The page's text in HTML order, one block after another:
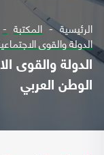
الرئيسية المكتبة
الدولة والقوى
الدولة والقوى
الوطن العربي